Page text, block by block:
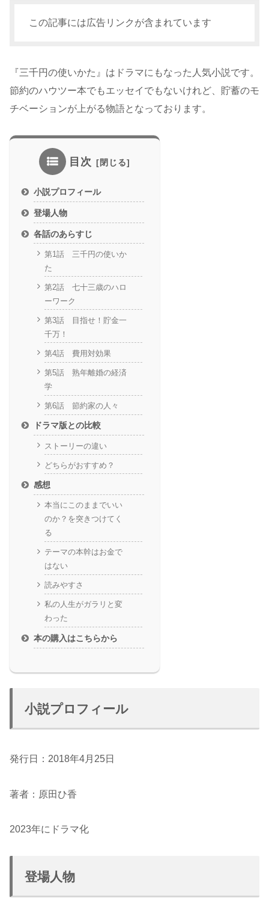
この記事には広告リンクが含まれています
『三千円の使いかた』はドラマにもなった人気小説です。
節約のハウツー本でもエッセイでもないけれど、貯蓄のモ
チベーションが上がる物語となっております。
目次
小説プロフィール
登場人物
各話のあらすじ
第1話 三千円の使いか
た
第2話 七十三歳のハロ
ーワーク
第3話 目指せ！貯金一
千万！
第4話 費用対効果
第5話 熟年離婚の経済
学
第6話 節約家の人々
ドラマ版との比較
ストーリーの違い
どちらがおすすめ？
感想
本当にこのままでいい
のか？を突きつけてく
る
テーマの本幹はお金で
はない
読みやすさ
私の人生がガラリと変
わった
本の購入はこちらから
小説プロフィール
発行日：2018年4月25日
著者：原田ひ香
2023年にドラマ化
登場人物